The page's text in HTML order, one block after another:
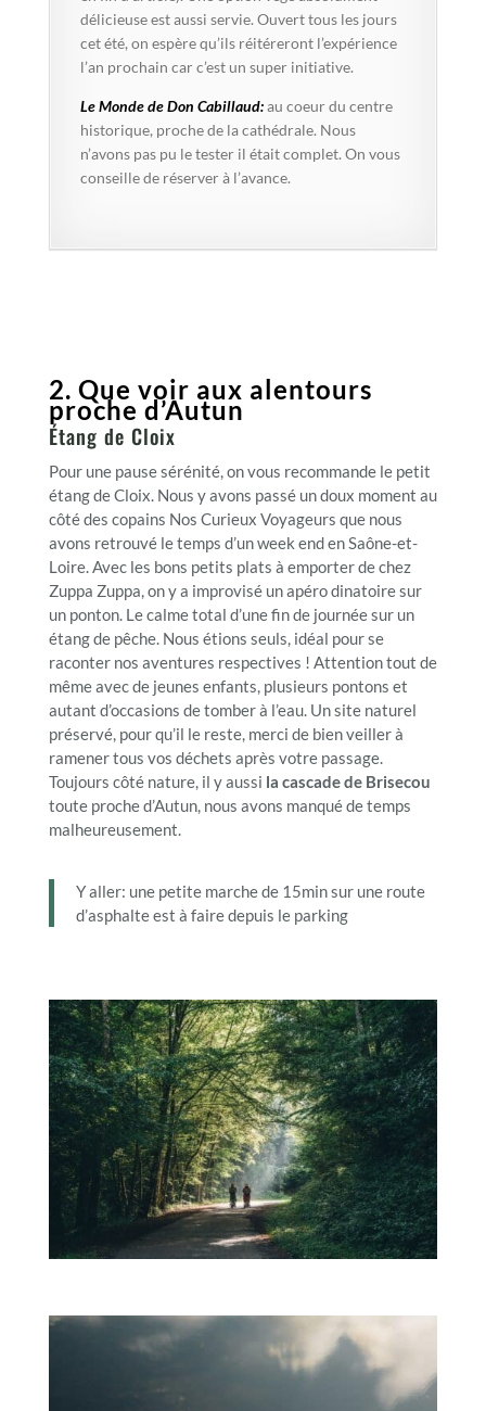
délicieuse est aussi servie. Ouvert tous les jours
cet été, on espère qu’ils réitéreront l’expérience
l’an prochain car c’est un super initiative.
Le Monde de Don Cabillaud:au coeur du centre
historique, proche de la cathédrale. Nous
n’avons pas pu le tester il était complet. On vous
conseille de réserver à l’avance.
2. Que voir aux alentours
proche d’Autun
Étang de Cloix
Pour une pause sérénité, on vous recommande le petit
étang de Cloix. Nous y avons passé un doux moment au
côté des copains Nos Curieux Voyageurs que nous
avons retrouvé le temps d’un week end en Saône-et-
Loire. Avec les bons petits plats à emporter de chez
Zuppa Zuppa, on y a improvisé un apéro dinatoire sur
un ponton. Le calme total d’une fin de journée sur un
étang de pêche. Nous étions seuls, idéal pour se
raconter nos aventures respectives ! Attention tout de
même avec de jeunes enfants, plusieurs pontons et
autant d’occasions de tomber à l’eau. Un site naturel
préservé, pour qu’il le reste, merci de bien veiller à
ramener tous vos déchets après votre passage.
Toujours côté nature, il y aussi la cascade de Brisecou
toute proche d’Autun, nous avons manqué de temps
malheureusement.
Y aller: une petite marche de 15min sur une route
d’asphalte est à faire depuis le parking